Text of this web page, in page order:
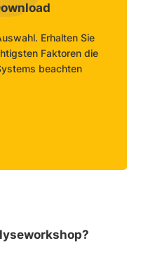
Erhalten Sie
Faktoren die
beachten